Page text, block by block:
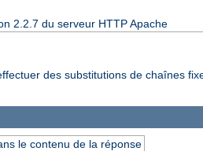
2.2.7 du serveur HTTP Apache
des substitutions de chaînes
le contenu de la réponse